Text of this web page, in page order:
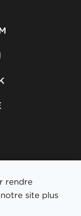
rendre
site plus